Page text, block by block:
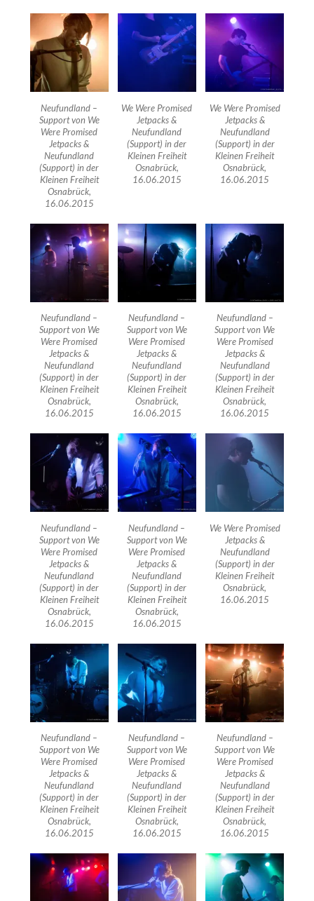
Neufundland –
Support von We
Were Promised
Jetpacks &
Neufundland
(Support) in der
Kleinen Freiheit
Osnabrück,
16.06.2015
We Were Promised
Jetpacks &
Neufundland
(Support) in der
Kleinen Freiheit
Osnabrück,
16.06.2015
We Were Promised
Jetpacks &
Neufundland
(Support) in der
Kleinen Freiheit
Osnabrück,
16.06.2015
Neufundland –
Support von We
Were Promised
Jetpacks &
Neufundland
(Support) in der
Kleinen Freiheit
Osnabrück,
16.06.2015
Neufundland –
Support von We
Were Promised
Jetpacks &
Neufundland
(Support) in der
Kleinen Freiheit
Osnabrück,
16.06.2015
Neufundland –
Support von We
Were Promised
Jetpacks &
Neufundland
(Support) in der
Kleinen Freiheit
Osnabrück,
16.06.2015
Neufundland –
Support von We
Were Promised
Jetpacks &
Neufundland
(Support) in der
Kleinen Freiheit
Osnabrück,
16.06.2015
Neufundland –
Support von We
Were Promised
Jetpacks &
Neufundland
(Support) in der
Kleinen Freiheit
Osnabrück,
16.06.2015
We Were Promised
Jetpacks &
Neufundland
(Support) in der
Kleinen Freiheit
Osnabrück,
16.06.2015
Neufundland –
Support von We
Were Promised
Jetpacks &
Neufundland
(Support) in der
Kleinen Freiheit
Osnabrück,
16.06.2015
Neufundland –
Support von We
Were Promised
Jetpacks &
Neufundland
(Support) in der
Kleinen Freiheit
Osnabrück,
16.06.2015
Neufundland –
Support von We
Were Promised
Jetpacks &
Neufundland
(Support) in der
Kleinen Freiheit
Osnabrück,
16.06.2015